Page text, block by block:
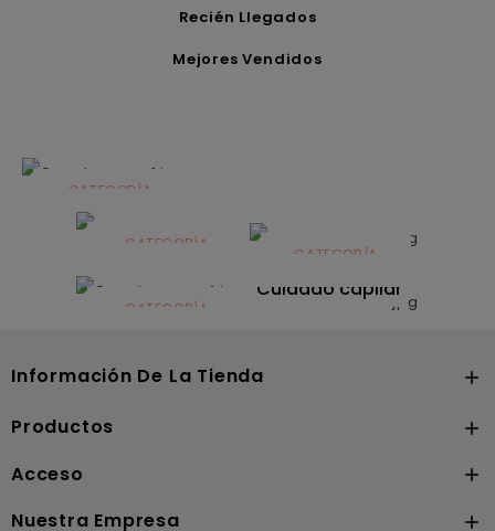
Recién Llegados
Mejores Vendidos
CATEGORÍA
Alimentación
infantilCATEGORÍA
Dermocosmética
CATEGORÍA
Solares
CATEGORÍA
Cuidado capilar
Información De La Tienda 
Productos 
Acceso 
Nuestra Empresa 